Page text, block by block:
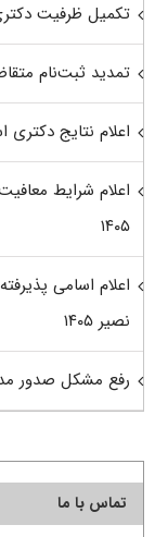
تکمیل ظرفیت دکتری
تمدید ثبت‌نام
اعلام نتایج دکتری
اعلام شرایط
۱۴۰۵
اعلام اسامی
نصیر ۱۴۰۵
رفع مشکل صدور
تماس با ما